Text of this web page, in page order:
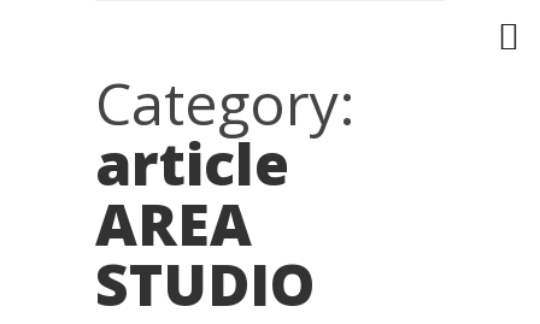
Category:
article
AREA
STUDIO